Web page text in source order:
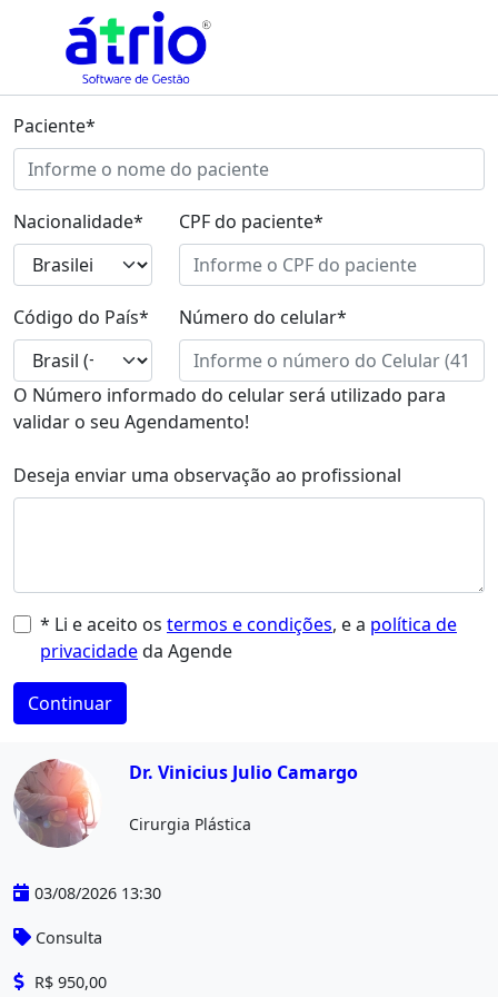
Paciente*
Nacionalidade* CPF do paciente*
Código do País* Número do celular*
O Número informado do celular será utilizado para
validar o seu Agendamento!
Deseja enviar uma observação ao profissional
* Li e aceito os termos e condições, e a política de
privacidadeda Agende
Continuar
Dr. Vinicius Julio Camargo
Cirurgia Plástica
03/08/2026 13:30
Consulta
R$ 950,00